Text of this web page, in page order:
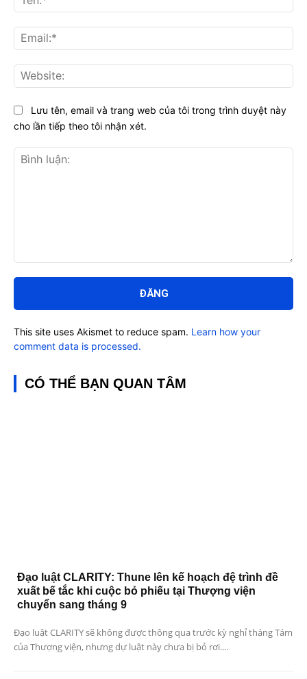
luận:
Lưu tên, email và trang web của tôi trong trình duyệt này
cho lần tiếp theo tôi nhận xét.
This site uses Akismet to reduce spam. Learn how your
comment data is processed.
CÓ THỂ BẠN QUAN TÂM
Đạo luật CLARITY: Thune lên kế hoạch đệ trình đề
xuất bế tắc khi cuộc bỏ phiếu tại Thượng viện
chuyển sang tháng 9
Đạo luật CLARITY sẽ không được thông qua trước kỳ nghỉ tháng Tám
của Thượng viện, nhưng dự luật này chưa bị bỏ rơi....